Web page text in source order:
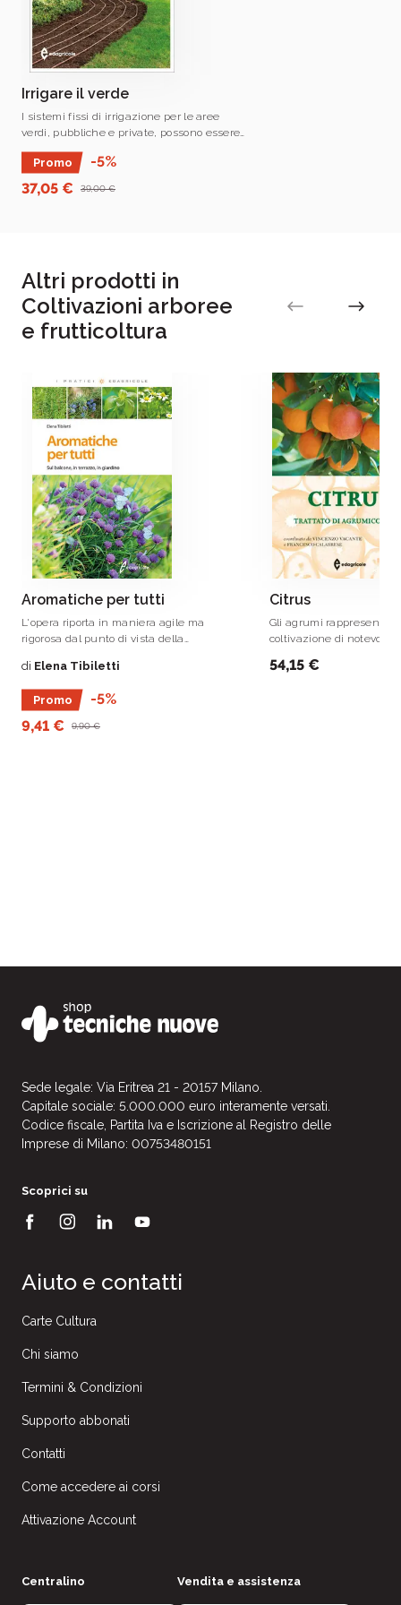
del settore agricolo e agroalimentare
Irrigare il verde
I sistemi fissi di irrigazione per le aree
verdi, pubbliche e private, possono essere
risparmio idrico.
Promo
-5%
37,05 €
39,00 €
Altri prodotti in
Coltivazioni arboree
e frutticoltura
Aromatiche per tutti
L'opera riporta in maniera agile ma
rigorosa dal punto di vista della
per mantenere al meglio, curare dalle
malattie e dai parassiti che le colpiscono,
raccogliere e conservare fuori stagione le
vostre piante aromatiche sul davanzale,
sul balcone o in giardino.
di Elena Tibiletti
Promo
-5%
9,41 €
9,90 €
Citrus
Gli agrumi
coltivazione di notevole
interessi su scala
54,15 €
Sede legale: Via Eritrea 21 - 20157 Milano.
Capitale sociale: 5.000.000 euro interamente versati.
Codice fiscale, Partita Iva e Iscrizione al Registro delle
Imprese di Milano: 00753480151
Scoprici su
Aiuto e contatti
Carte Cultura
Chi siamo
Termini & Condizioni
Supporto abbonati
Contatti
Come accedere ai corsi
Attivazione Account
Centralino Vendita e assistenza